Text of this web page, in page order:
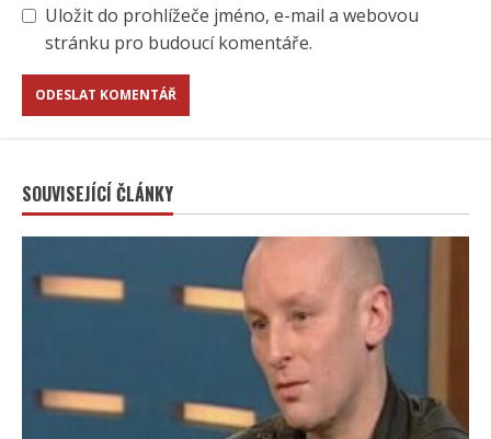
Uložit do prohlížeče jméno, e-mail a webovou
stránku pro budoucí komentáře.
SOUVISEJÍCÍ ČLÁNKY